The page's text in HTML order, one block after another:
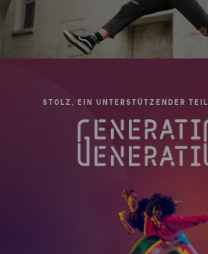
STOLZ, EIN UNTERSTÜTZENDER